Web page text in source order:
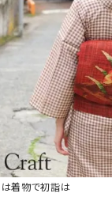
着物で初詣は